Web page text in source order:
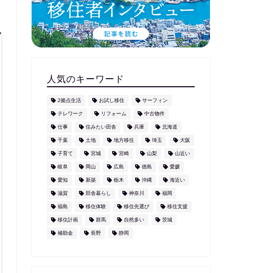
人気のキーワード
2拠点生活 お試し移住 サーフィン
テレワーク リフォーム 中古物件
仕事 住みたい田舎 兵庫 北海道
千葉 土地 地方移住 埼玉 大阪
子育て 宮城 宮崎 山梨 山近い
岐阜 岡山 広島 徳島 愛媛
愛知 新築 栃木 沖縄 海近い
滋賀 田舎暮らし 神奈川 福岡
福島 移住体験 移住先選び 移住支援
移住計画 群馬 自然多い 茨城
補助金 長野 静岡